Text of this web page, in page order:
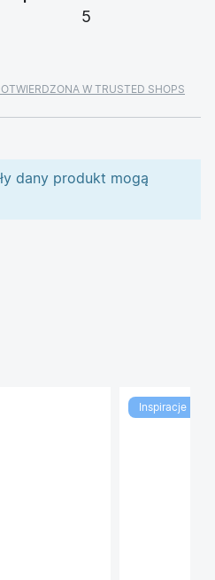
5
W TRUSTED SHOPS
dany produkt mogą
Inspiracje